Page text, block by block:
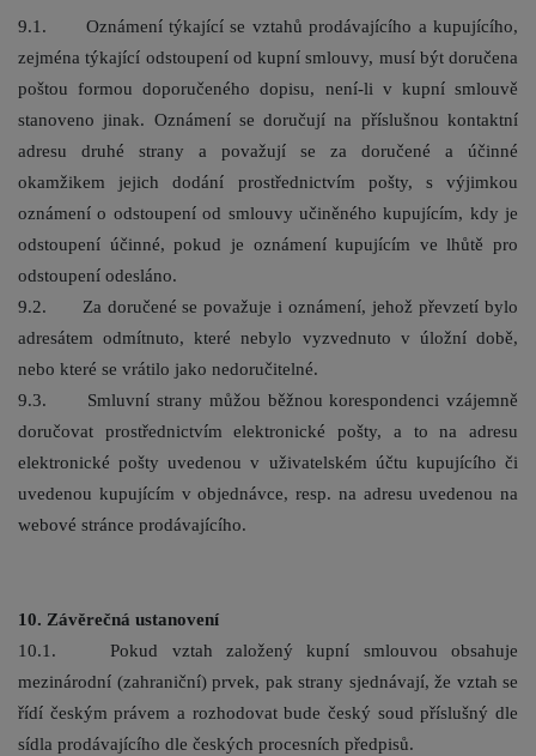
9.1. Oznámení týkající se vztahů prodávajícího a kupujícího,
zejména týkající odstoupení od kupní smlouvy, musí být doručena
poštou formou doporučeného dopisu, není-li v kupní smlouvě
stanoveno jinak. Oznámení se doručují na příslušnou kontaktní
adresu druhé strany a považují se za doručené a účinné
okamžikem jejich dodání prostřednictvím pošty, s výjimkou
oznámení o odstoupení od smlouvy učiněného kupujícím, kdy je
odstoupení účinné, pokud je oznámení kupujícím ve lhůtě pro
odstoupení odesláno.
9.2. Za doručené se považuje i oznámení, jehož převzetí bylo
adresátem odmítnuto, které nebylo vyzvednuto v úložní době,
nebo které se vrátilo jako nedoručitelné.
9.3. Smluvní strany můžou běžnou korespondenci vzájemně
doručovat prostřednictvím elektronické pošty, a to na adresu
elektronické pošty uvedenou v uživatelském účtu kupujícího či
uvedenou kupujícím v objednávce, resp. na adresu uvedenou na
webové stránce prodávajícího.
10. Závěrečná ustanovení
10.1. Pokud vztah založený kupní smlouvou obsahuje
mezinárodní (zahraniční) prvek, pak strany sjednávají, že vztah se
řídí českým právem a rozhodovat bude český soud příslušný dle
sídla prodávajícího dle českých procesních předpisů.